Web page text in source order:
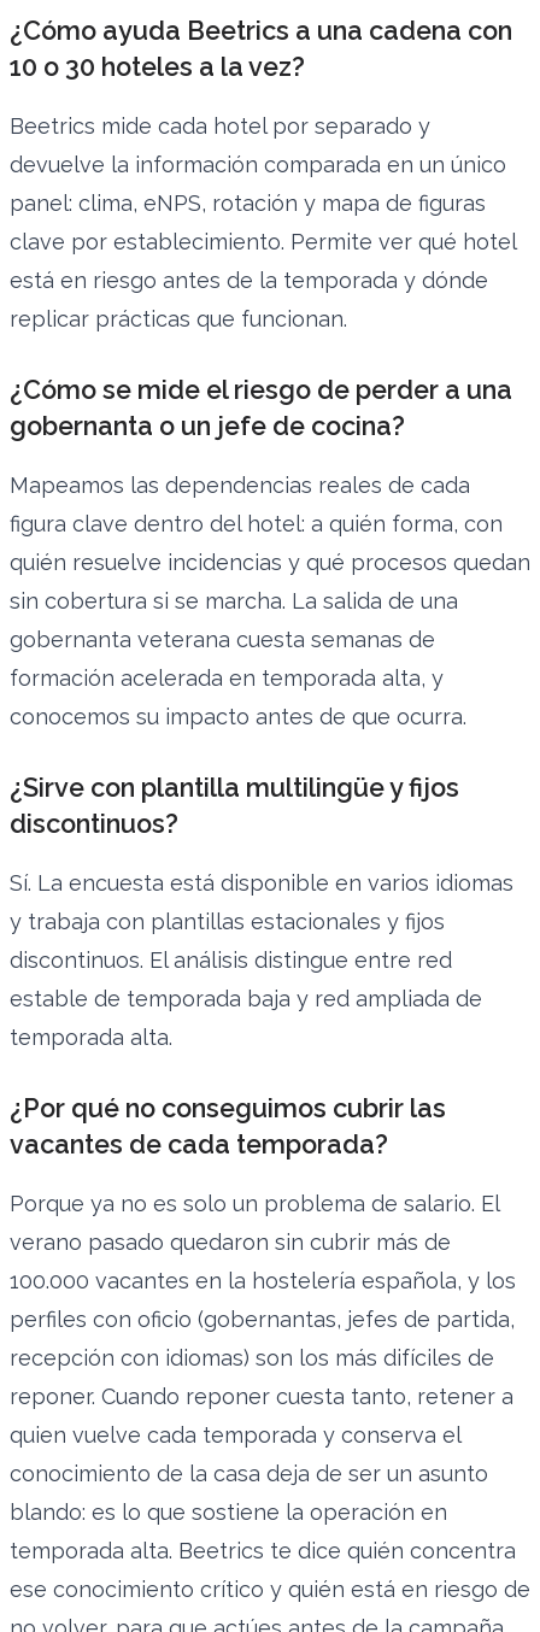
¿Cómo ayuda Beetrics a una cadena con
10 o 30 hoteles a la vez?
Beetrics mide cada hotel por separado y
devuelve la información comparada en un único
panel: clima, eNPS, rotación y mapa de figuras
clave por establecimiento. Permite ver qué hotel
está en riesgo antes de la temporada y dónde
replicar prácticas que funcionan.
¿Cómo se mide el riesgo de perder a una
gobernanta o un jefe de cocina?
Mapeamos las dependencias reales de cada
figura clave dentro del hotel: a quién forma, con
quién resuelve incidencias y qué procesos quedan
sin cobertura si se marcha. La salida de una
gobernanta veterana cuesta semanas de
formación acelerada en temporada alta, y
conocemos su impacto antes de que ocurra.
¿Sirve con plantilla multilingüe y fijos
discontinuos?
Sí. La encuesta está disponible en varios idiomas
y trabaja con plantillas estacionales y fijos
discontinuos. El análisis distingue entre red
estable de temporada baja y red ampliada de
temporada alta.
¿Por qué no conseguimos cubrir las
vacantes de cada temporada?
Porque ya no es solo un problema de salario. El
verano pasado quedaron sin cubrir más de
100.000 vacantes en la hostelería española, y los
perfiles con oficio (gobernantas, jefes de partida,
recepción con idiomas) son los más difíciles de
reponer. Cuando reponer cuesta tanto, retener a
quien vuelve cada temporada y conserva el
conocimiento de la casa deja de ser un asunto
blando: es lo que sostiene la operación en
temporada alta. Beetrics te dice quién concentra
ese conocimiento crítico y quién está en riesgo de